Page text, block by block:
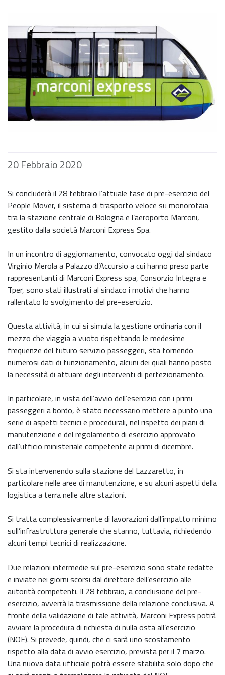
20 Febbraio 2020
Si concluderà il 28 febbraio l’attuale fase di pre-esercizio del
People Mover, il sistema di trasporto veloce su monorotaia
tra la stazione centrale di Bologna e l’aeroporto Marconi,
gestito dalla società Marconi Express Spa.
In un incontro di aggiornamento, convocato oggi dal sindaco
Virginio Merola a Palazzo d’Accursio a cui hanno preso parte
rappresentanti di Marconi Express spa, Consorzio Integra e
Tper, sono stati illustrati al sindaco i motivi che hanno
rallentato lo svolgimento del pre-esercizio.
Questa attività, in cui si simula la gestione ordinaria con il
mezzo che viaggia a vuoto rispettando le medesime
frequenze del futuro servizio passeggeri, sta fornendo
numerosi dati di funzionamento, alcuni dei quali hanno posto
la necessità di attuare degli interventi di perfezionamento.
In particolare, in vista dell’avvio dell’esercizio con i primi
passeggeri a bordo, è stato necessario mettere a punto una
serie di aspetti tecnici e procedurali, nel rispetto dei piani di
manutenzione e del regolamento di esercizio approvato
dall’ufficio ministeriale competente ai primi di dicembre.
Si sta intervenendo sulla stazione del Lazzaretto, in
particolare nelle aree di manutenzione, e su alcuni aspetti della
logistica a terra nelle altre stazioni.
Si tratta complessivamente di lavorazioni dall’impatto minimo
sull’infrastruttura generale che stanno, tuttavia, richiedendo
alcuni tempi tecnici di realizzazione.
Due relazioni intermedie sul pre-esercizio sono state redatte
e inviate nei giorni scorsi dal direttore dell’esercizio alle
autorità competenti. Il 28 febbraio, a conclusione del pre-
esercizio, avverrà la trasmissione della relazione conclusiva. A
fronte della validazione di tale attività, Marconi Express potrà
avviare la procedura di richiesta di nulla osta all’esercizio
(NOE). Si prevede, quindi, che ci sarà uno scostamento
rispetto alla data di avvio esercizio, prevista per il 7 marzo.
Una nuova data ufficiale potrà essere stabilita solo dopo che